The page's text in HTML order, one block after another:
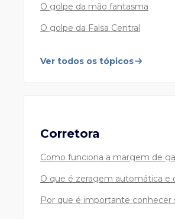
O golpe da mão fantasma
O golpe da Falsa Central
Ver todos os tópicos
Corretora